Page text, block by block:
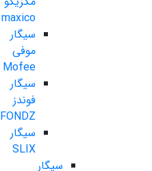
maxico
سیگار
موفی
Mofee
سیگار
فوندز
FONDZ
سیگار
SLIX
سیگار